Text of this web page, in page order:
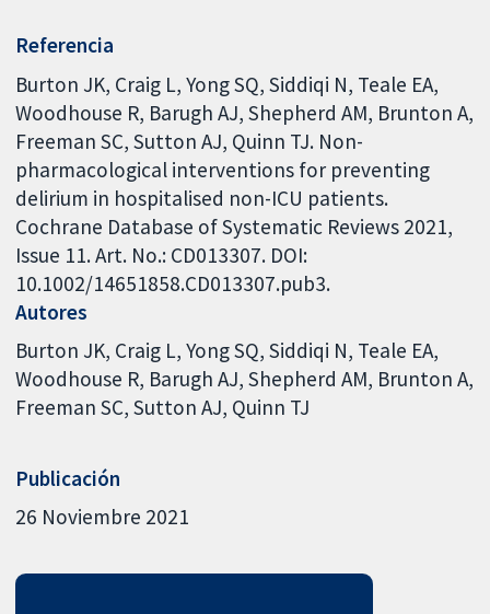
Referencia
Burton JK, Craig L, Yong SQ, Siddiqi N, Teale EA,
Woodhouse R, Barugh AJ, Shepherd AM, Brunton A,
Freeman SC, Sutton AJ, Quinn TJ. Non-
pharmacological interventions for preventing
delirium in hospitalised non-ICU patients.
Cochrane Database of Systematic Reviews 2021,
Issue 11. Art. No.: CD013307. DOI:
10.1002/14651858.CD013307.pub3.
Autores
Burton JK Craig L Yong SQ Siddiqi N Teale EA
Woodhouse R Barugh AJ Shepherd AM Brunton A
Freeman SC Sutton AJ Quinn TJ
Publicación
26 Noviembre 2021